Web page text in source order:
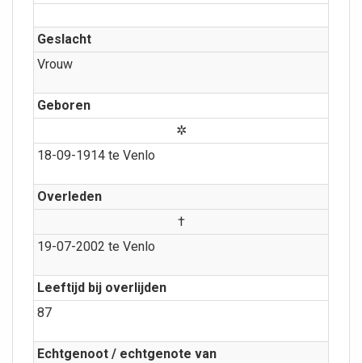
Geslacht
Vrouw
Geboren
✲
18-09-1914 te Venlo
Overleden
†
19-07-2002 te Venlo
Leeftijd bij overlijden
87
Echtgenoot / echtgenote van